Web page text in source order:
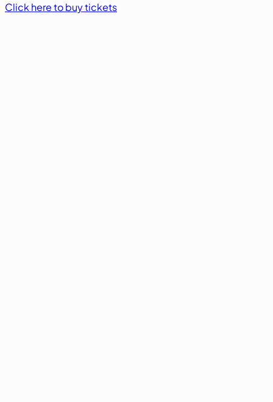
Click here to buy tickets